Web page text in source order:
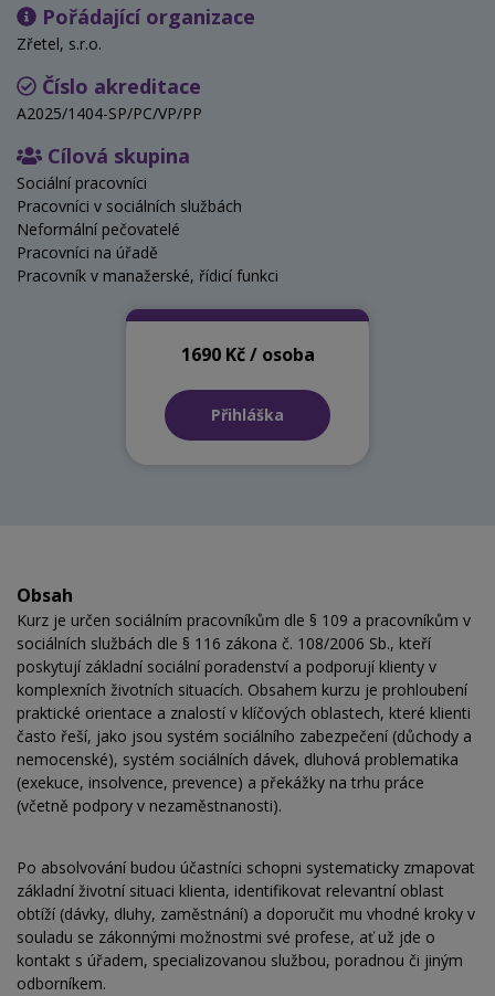
Pořádající organizace
Zřetel, s.r.o.
Číslo akreditace
A2025/1404-SP/PC/VP/PP
Cílová skupina
Sociální pracovníci
Pracovníci v sociálních službách
Neformální pečovatelé
Pracovníci na úřadě
Pracovník v manažerské, řídicí funkci
1690 Kč / osoba
Přihláška
Obsah
Kurz je určen sociálním pracovníkům dle § 109 a pracovníkům v
sociálních službách dle § 116 zákona č. 108/2006 Sb., kteří
poskytují základní sociální poradenství a podporují klienty v
komplexních životních situacích. Obsahem kurzu je prohloubení
praktické orientace a znalostí v klíčových oblastech, které klienti
často řeší, jako jsou systém sociálního zabezpečení (důchody a
nemocenské), systém sociálních dávek, dluhová problematika
(exekuce, insolvence, prevence) a překážky na trhu práce
(včetně podpory v nezaměstnanosti).
Po absolvování budou účastníci schopni systematicky zmapovat
základní životní situaci klienta, identifikovat relevantní oblast
obtíží (dávky, dluhy, zaměstnání) a doporučit mu vhodné kroky v
souladu se zákonnými možnostmi své profese, ať už jde o
kontakt s úřadem, specializovanou službou, poradnou či jiným
odborníkem.